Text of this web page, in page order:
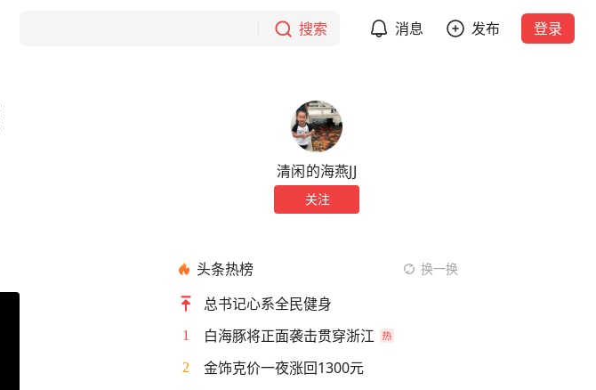
搜索 消息 发布 登录
清闲的海燕JJ
关注
头条热榜 换一换
总书记心系全民健身
1 白海豚将正面袭击贯穿浙江
2 金饰克价一夜涨回1300元